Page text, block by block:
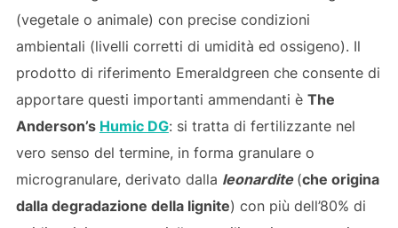
(vegetale o animale) con precise condizioni
ambientali (livelli corretti di umidità ed ossigeno). Il
prodotto di riferimento Emeraldgreen che consente di
apportare questi importanti ammendanti è The
Anderson’s Humic DG: si tratta di fertilizzante nel
vero senso del termine, in forma granulare o
microgranulare, derivato dalla leonardite (che origina
dalla degradazione della lignite) con più dell’80% di